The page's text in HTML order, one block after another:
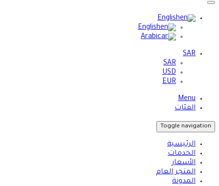
English
English
Arabic
SAR
SAR
USD
EUR
Menu
الفئات
Toggle navigation
الرئيسية
الخدمات
الأسعار
المتجر العام
المدونة